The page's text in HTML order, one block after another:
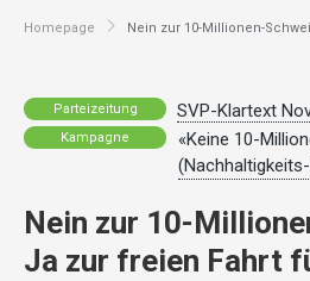
Homepage Nein zur 10-Millionen-
Parteizeitung SVP-Klartext
Kampagne
«Keine 10-
Nein zur 10-
Ja zur freien Fahrt